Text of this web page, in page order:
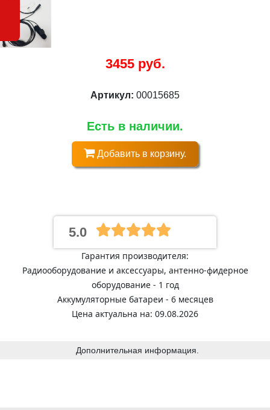
3455 руб.
Артикул: 00015685
Есть в наличии.
Добавить в корзину.
5.0
Гарантия производителя:
Радиооборудование и аксессуары, антенно-фидерное
оборудование - 1 год
Аккумуляторные батареи - 6 месяцев
Цена актуальна на: 09.08.2026
Дополнительная информация.